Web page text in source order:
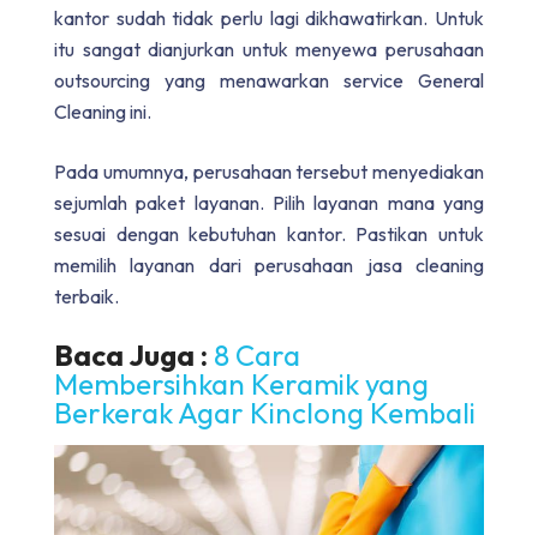
kantor sudah tidak perlu lagi dikhawatirkan. Untuk
itu sangat dianjurkan untuk menyewa perusahaan
outsourcing yang menawarkan service General
Cleaning ini.
Pada umumnya, perusahaan tersebut menyediakan
sejumlah paket layanan. Pilih layanan mana yang
sesuai dengan kebutuhan kantor. Pastikan untuk
memilih layanan dari perusahaan jasa cleaning
terbaik.
Baca Juga : 8 Cara
Membersihkan Keramik yang
Berkerak Agar Kinclong Kembali